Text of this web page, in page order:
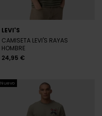
LEVI'S
CAMISETA LEVI'S RAYAS
HOMBRE
24,95 €
Nuevo